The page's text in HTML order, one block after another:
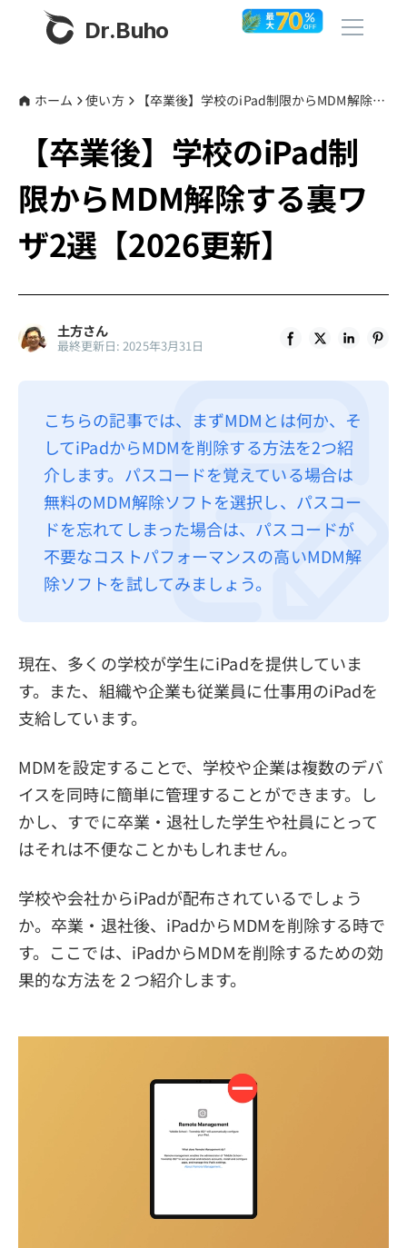
Dr.Buho
製品
BuhoCleaner
BuhoRepair
BuhoLaunchpad
ストア
その他
プライバシーポリシー
利用規約
返金について
ホーム 使い方 【卒業後】学校のiPad制限からMDM解除する裏ワザ2選【2026更新】
【卒業後】学校のiPad制
限からMDM解除する裏ワ
ザ2選【2026更新】
土方さん
最終更新日: 2025年3月31日
こちらの記事では、まずMDMとは何か、そ
してiPadからMDMを削除する方法を2つ紹
介します。パスコードを覚えている場合は
無料のMDM解除ソフトを選択し、パスコー
ドを忘れてしまった場合は、パスコードが
不要なコストパフォーマンスの高いMDM解
除ソフトを試してみましょう。
現在、多くの学校が学生にiPadを提供していま
す。また、組織や企業も従業員に仕事用のiPadを
支給しています。
MDMを設定することで、学校や企業は複数のデバ
イスを同時に簡単に管理することができます。し
かし、すでに卒業・退社した学生や社員にとって
はそれは不便なことかもしれません。
学校や会社からiPadが配布されているでしょう
か。卒業・退社後、iPadからMDMを削除する時で
す。ここでは、iPadからMDMを削除するための効
果的な方法を２つ紹介します。